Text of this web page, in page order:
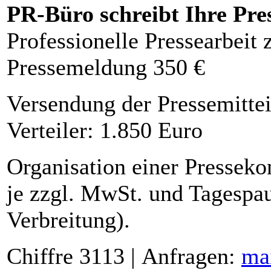
PR-Büro schreibt Ihre
Professionelle Pressearbeit
Pressemeldung 350 €
Versendung der
Verteiler: 1.850 Euro
Organisation einer
je zzgl. MwSt. und
Verbreitung).
Chiffre 3113 | Anfragen: